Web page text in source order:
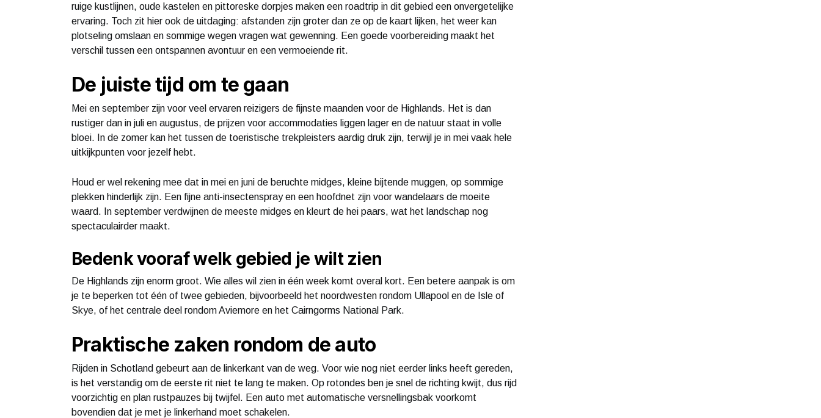
ruige kustlijnen, oude kastelen en pittoreske dorpjes maken een roadtrip in dit gebied een onvergetelijke
ervaring. Toch zit hier ook de uitdaging: afstanden zijn groter dan ze op de kaart lijken, het weer kan
plotseling omslaan en sommige wegen vragen wat gewenning. Een goede voorbereiding maakt het
verschil tussen een ontspannen avontuur en een vermoeiende rit.
De juiste tijd om te gaan
Mei en september zijn voor veel ervaren reizigers de fijnste maanden voor de Highlands. Het is dan
rustiger dan in juli en augustus, de prijzen voor accommodaties liggen lager en de natuur staat in volle
bloei. In de zomer kan het tussen de toeristische trekpleisters aardig druk zijn, terwijl je in mei vaak hele
uitkijkpunten voor jezelf hebt.
Houd er wel rekening mee dat in mei en juni de beruchte midges, kleine bijtende muggen, op sommige
plekken hinderlijk zijn. Een fijne anti-insectenspray en een hoofdnet zijn voor wandelaars de moeite
waard. In september verdwijnen de meeste midges en kleurt de hei paars, wat het landschap nog
spectaculairder maakt.
Bedenk vooraf welk gebied je wilt zien
De Highlands zijn enorm groot. Wie alles wil zien in één week komt overal kort. Een betere aanpak is om
je te beperken tot één of twee gebieden, bijvoorbeeld het noordwesten rondom Ullapool en de Isle of
Skye, of het centrale deel rondom Aviemore en het Cairngorms National Park.
Praktische zaken rondom de auto
Rijden in Schotland gebeurt aan de linkerkant van de weg. Voor wie nog niet eerder links heeft gereden,
is het verstandig om de eerste rit niet te lang te maken. Op rotondes ben je snel de richting kwijt, dus rijd
voorzichtig en plan rustpauzes bij twijfel. Een auto met automatische versnellingsbak voorkomt
bovendien dat je met je linkerhand moet schakelen.